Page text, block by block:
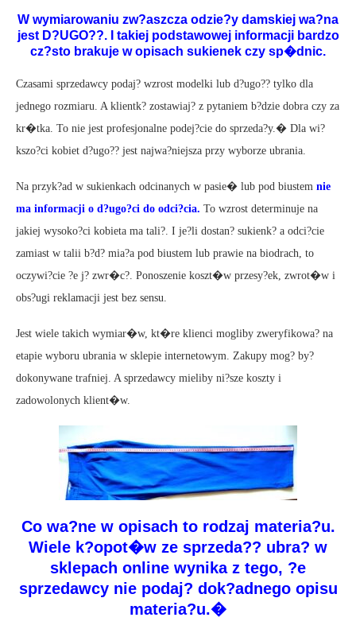
W wymiarowaniu zw?aszcza odzie?y damskiej wa?na
jest D?UGO??. I takiej podstawowej informacji bardzo
cz?sto brakuje w opisach sukienek czy sp�dnic.
Czasami sprzedawcy podaj? wzrost modelki lub d?ugo?? tylko dla
jednego rozmiaru. A klientk? zostawiaj? z pytaniem b?dzie dobra czy za
kr�tka. To nie jest profesjonalne podej?cie do sprzeda?y.� Dla wi?
kszo?ci kobiet d?ugo?? jest najwa?niejsza przy wyborze ubrania.
Na przyk?ad w sukienkach odcinanych w pasie� lub pod biustem nie
ma informacji o d?ugo?ci do odci?cia. To wzrost determinuje na
jakiej wysoko?ci kobieta ma tali?. I je?li dostan? sukienk? a odci?cie
zamiast w talii b?d? mia?a pod biustem lub prawie na biodrach, to
oczywi?cie ?e j? zwr�c?. Ponoszenie koszt�w przesy?ek, zwrot�w i
obs?ugi reklamacji jest bez sensu.
Jest wiele takich wymiar�w, kt�re klienci mogliby zweryfikowa? na
etapie wyboru ubrania w sklepie internetowym. Zakupy mog? by?
dokonywane trafniej. A sprzedawcy mieliby ni?sze koszty i
zadowolonych klient�w.
Co wa?ne w opisach to rodzaj materia?u.
Wiele k?opot�w ze sprzeda?? ubra? w
sklepach online wynika z tego, ?e
sprzedawcy nie podaj? dok?adnego opisu
materia?u.�